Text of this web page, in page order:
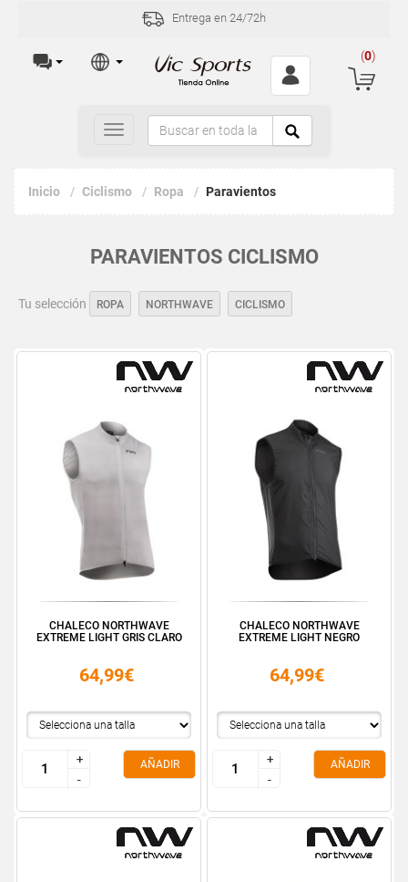
Entrega en 24/72h
(0)
Toggle
navigation
Inicio Ciclismo Ropa Paravientos
PARAVIENTOS CICLISMO
Tu selección ROPA NORTHWAVE CICLISMO
CHALECO NORTHWAVE
EXTREME LIGHT GRIS CLARO
64,99€
+
-
+
-
AÑADIR
CHALECO NORTHWAVE
EXTREME LIGHT NEGRO
64,99€
+
-
+
-
AÑADIR